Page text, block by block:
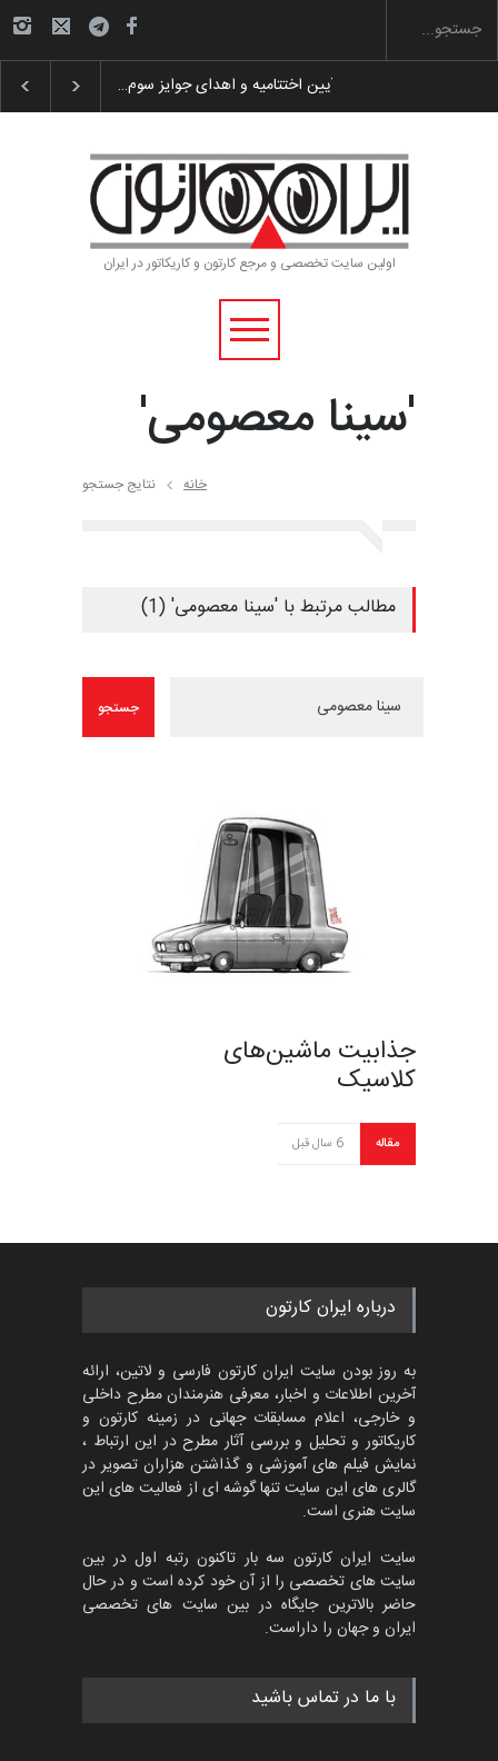
گزارش تصویری آیین اختتامیه و اهدای جوایز سوم…
اولین سایت تخصصی و مرجع کارتون و کاریکاتور در ایران
'سینا معصومی'
خانه نتایج جستجو
مطالب مرتبط با 'سینا معصومی' (1)
جذابیت ماشین‌های
کلاسیک
مقاله 6 سال قبل
درباره ایران کارتون
به روز بودن سایت ایران کارتون فارسی و لاتین، ارائه
آخرین اطلاعات و اخبار، معرفی هنرمندان مطرح داخلی
و خارجی، اعلام مسابقات جهانی در زمینه کارتون و
کاریکاتور و تحلیل و بررسی آثار مطرح در این ارتباط ،
نمایش فیلم های آموزشی و گذاشتن هزاران تصویر در
گالری های این سایت تنها گوشه ای از فعالیت های این
سایت هنری است.
سایت ایران کارتون سه بار تاکنون رتبه اول در بین
سایت های تخصصی را از آن خود کرده است و در حال
حاضر بالاترین جایگاه در بین سایت های تخصصی
ایران و جهان را داراست.
با ما در تماس باشید